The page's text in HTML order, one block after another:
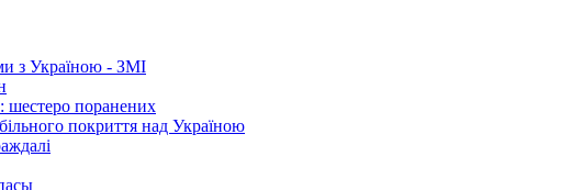
з Україною - ЗМІ
шестеро поранених
покриття над Україною